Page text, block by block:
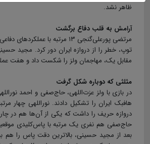
ظاهر نشد.
آرامش به قلب دفاع برگشت
مرتضی پورعلی‌گنجی ۱۳ مرتبه با
توپ، خطر را از دروازه ایران دور کرد. مجید
مقابل یک، مهاجمان ولز را شکست داد و هفت
مثلثی که دوباره شکل گرفت
در بازی با ولز عزت‌اللهی، حاج‌صفی و احمد
هافبک ایران را تشکیل دادند. نوراللهی چهار
دروازه حریف را داشت که یکی از آن‌ها هم در
حاج‌صفی هم نفری یک مرتبه با پاس‌کلیدی
بعد از مجید حسینی، بالاترین دقت پاس را